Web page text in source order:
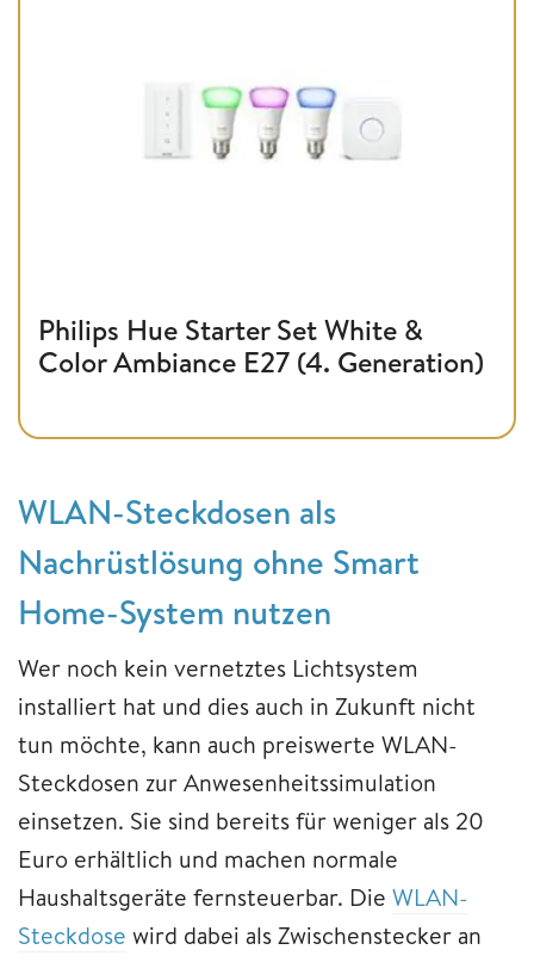
Philips Hue Starter Set White &
Color Ambiance E27 (4. Generation)
WLAN-Steckdosen als
Nachrüstlösung ohne Smart
Home-System nutzen
Wer noch kein vernetztes Lichtsystem
installiert hat und dies auch in Zukunft nicht
tun möchte, kann auch preiswerte WLAN-
Steckdosen zur Anwesenheitssimulation
einsetzen. Sie sind bereits für weniger als 20
Euro erhältlich und machen normale
Haushaltsgeräte fernsteuerbar. Die WLAN-
Steckdose wird dabei als Zwischenstecker an